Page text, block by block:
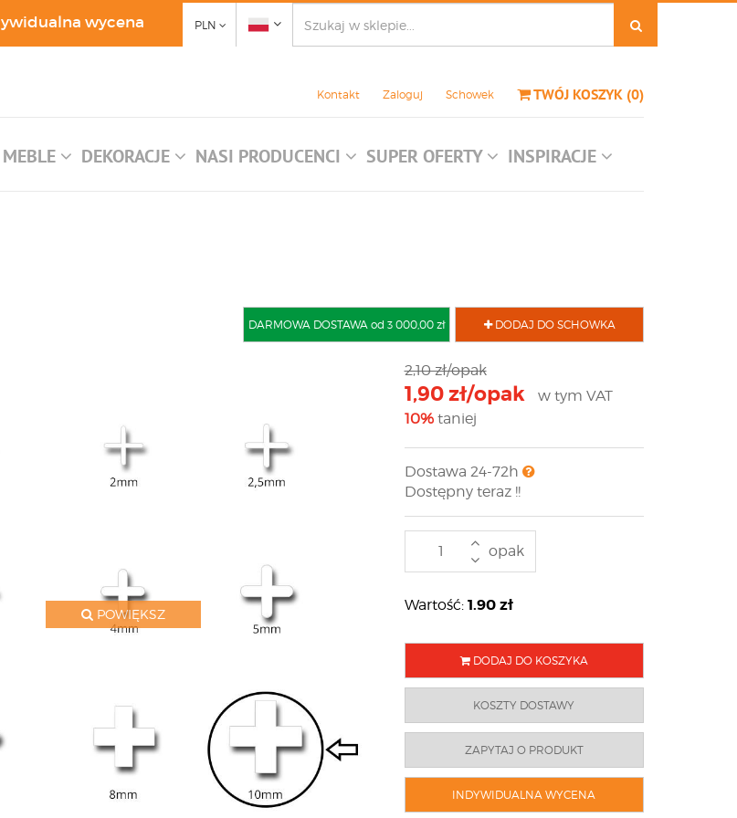
wycena PLN
Kontakt Zaloguj Schowek TWÓJ KOSZYK (0)
MEBLE DEKORACJE NASI PRODUCENCI SUPER OFERTY INSPIRACJE
DODAJ DO SCHOWKA
DARMOWA DOSTAWA od 3 000,00 zł
POWIĘKSZ
2,10 zł/opak
1,90 zł/opak
w tym VAT
10%taniej
Dostawa 24-72h
Dostępny teraz !!
opak
Wartość: 1.90zł
DODAJ DO KOSZYKA
KOSZTY DOSTAWY
ZAPYTAJ O PRODUKT
INDYWIDUALNA WYCENA